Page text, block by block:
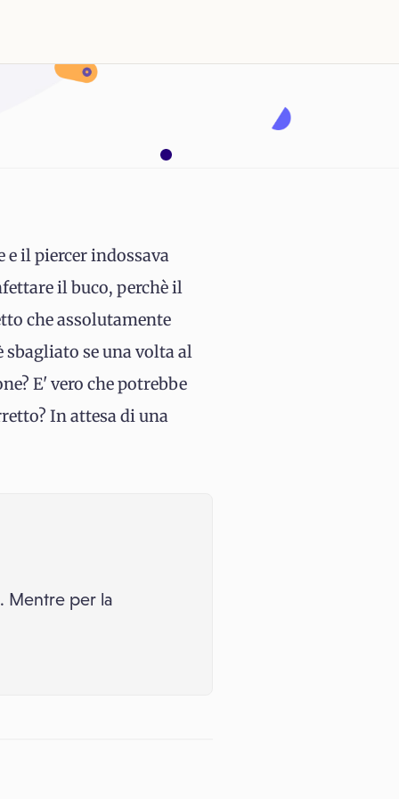
il piercer indossava
il buco, perchè il
che assolutamente
sbagliato se una volta al
E' vero che potrebbe
In attesa di una
Mentre per la